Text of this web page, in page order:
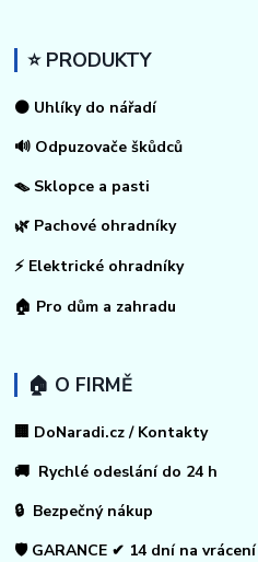
⭐ PRODUKTY
⚫ Uhlíky do nářadí
🔊 Odpuzovače škůdců
🪤 Sklopce a pasti
🌿 Pachové ohradníky
⚡ Elektrické ohradníky
🏠 Pro dům a zahradu
🏠 O FIRMĚ
🏢 DoNaradi.cz / Kontakty
🚚 Rychlé odeslání do 24 h
🔒 Bezpečný nákup
🛡️ GARANCE ✔ 14 dní na vrácení